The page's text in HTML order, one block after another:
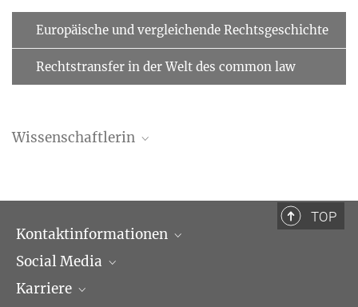
Europäische und vergleichende Rechtsgeschichte
Rechtstransfer in der Welt des common law
Wissenschaftlerin
eollikainen@...
TOP
Kontaktinformationen
Öffnungszeiten & Anfahrt
Ansprechpartner*innen
Social Media
LinkedIn
Karriere